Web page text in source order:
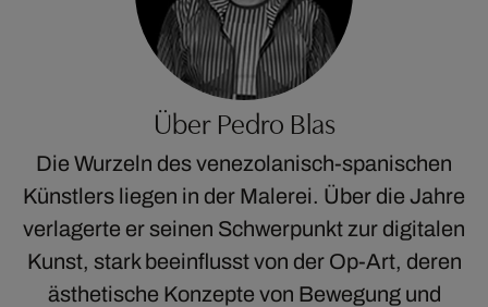
Über Pedro Blas
Die Wurzeln des venezolanisch-spanischen
Künstlers liegen in der Malerei. Über die Jahre
verlagerte er seinen Schwerpunkt zur digitalen
Kunst, stark beeinflusst von der Op-Art, deren
ästhetische Konzepte von Bewegung und